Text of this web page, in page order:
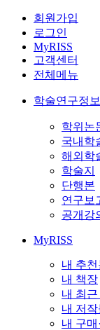
회원가입
로그인
MyRISS
고객센터
전체메뉴
학술연구정
학위논
국내학
해외학
학술지
단행본
연구보
공개강
MyRISS
내 추
내 책장
내 최
내 저작
내 구매